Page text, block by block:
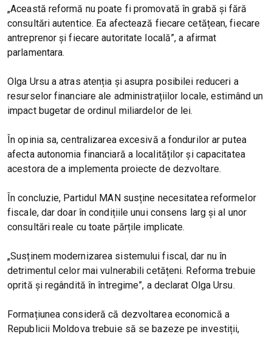
„Această reformă nu poate fi promovată în grabă și fără
consultări autentice. Ea afectează fiecare cetățean, fiecare
antreprenor și fiecare autoritate locală”, a afirmat
parlamentara.
Olga Ursu a atras atenția și asupra posibilei reduceri a
resurselor financiare ale administrațiilor locale, estimând un
impact bugetar de ordinul miliardelor de lei.
În opinia sa, centralizarea excesivă a fondurilor ar putea
afecta autonomia financiară a localităților și capacitatea
acestora de a implementa proiecte de dezvoltare.
În concluzie, Partidul MAN susține necesitatea reformelor
fiscale, dar doar în condițiile unui consens larg și al unor
consultări reale cu toate părțile implicate.
„Susținem modernizarea sistemului fiscal, dar nu în
detrimentul celor mai vulnerabili cetățeni. Reforma trebuie
oprită și regândită în întregime”, a declarat Olga Ursu.
Formațiunea consideră că dezvoltarea economică a
Republicii Moldova trebuie să se bazeze pe investiții,